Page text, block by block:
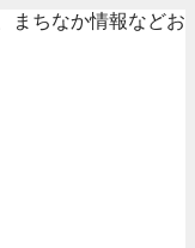
まちなか情報などお